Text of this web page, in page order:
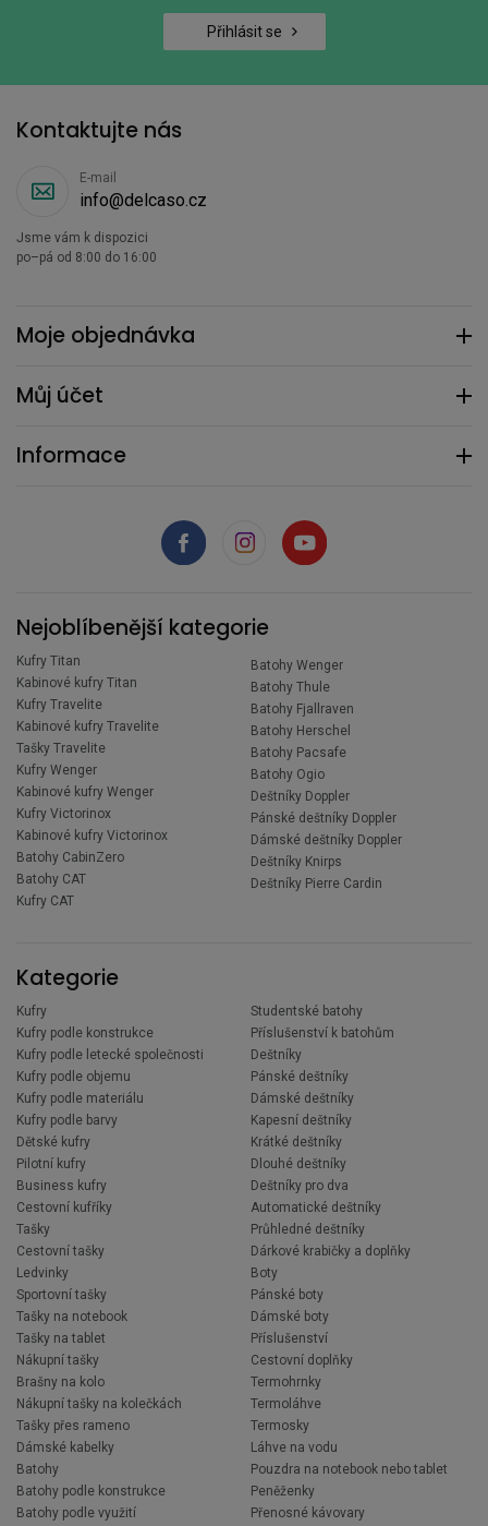
Přihlásit se
Moje objednávka
Můj účet
Informace
Kontaktujte nás
E-mail
info@delcaso.cz
Jsme vám k dispozici
po–pá od 8:00 do 16:00
Nejoblíbenější kategorie
Kufry Titan
Kabinové kufry Titan
Kufry Travelite
Kabinové kufry Travelite
Tašky Travelite
Kufry Wenger
Kabinové kufry Wenger
Kufry Victorinox
Kabinové kufry Victorinox
Batohy CabinZero
Batohy CAT
Kufry CAT
Batohy Wenger
Batohy Thule
Batohy Fjallraven
Batohy Herschel
Batohy Pacsafe
Batohy Ogio
Deštníky Doppler
Pánské deštníky Doppler
Dámské deštníky Doppler
Deštníky Knirps
Deštníky Pierre Cardin
Kategorie
Kufry
Kufry podle konstrukce
Kufry podle letecké společnosti
Kufry podle objemu
Kufry podle materiálu
Kufry podle barvy
Dětské kufry
Pilotní kufry
Business kufry
Cestovní kufříky
Tašky
Cestovní tašky
Ledvinky
Sportovní tašky
Tašky na notebook
Tašky na tablet
Nákupní tašky
Brašny na kolo
Nákupní tašky na kolečkách
Tašky přes rameno
Dámské kabelky
Batohy
Batohy podle konstrukce
Batohy podle využití
Studentské batohy
Příslušenství k batohům
Deštníky
Pánské deštníky
Dámské deštníky
Kapesní deštníky
Krátké deštníky
Dlouhé deštníky
Deštníky pro dva
Automatické deštníky
Průhledné deštníky
Dárkové krabičky a doplňky
Boty
Pánské boty
Dámské boty
Příslušenství
Cestovní doplňky
Termohrnky
Termoláhve
Termosky
Láhve na vodu
Pouzdra na notebook nebo tablet
Peněženky
Přenosné kávovary